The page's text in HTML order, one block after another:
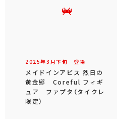
2025年3 月下旬 登場
メイドインアビス 烈日の
黄金郷 Coreful フィギ
ュア ファプタ（タイクレ
限定）